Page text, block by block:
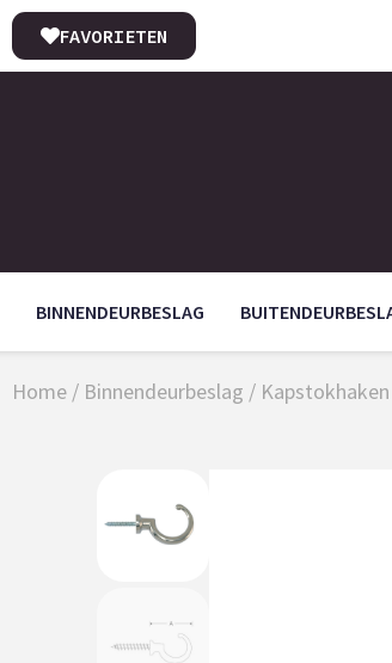
FAVORIETEN
BINNENDEURBESLAG
Home / Binnendeurbeslag / Kapstokhaken